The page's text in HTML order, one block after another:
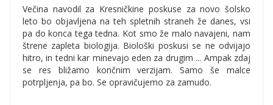
Večina navodil za Kresničkine poskuse za novo šolsko
leto bo objavljena na teh spletnih straneh že danes, vsi
pa do konca tega tedna. Kot smo že malo navajeni, nam
štrene zapleta biologija. Biološki poskusi se ne odvijajo
hitro, in tedni kar minevajo eden za drugim ... Ampak zdaj
se res bližamo končnim verzijam. Samo še malce
potrpljenja, pa bo. Se opravičujemo za zamudo.